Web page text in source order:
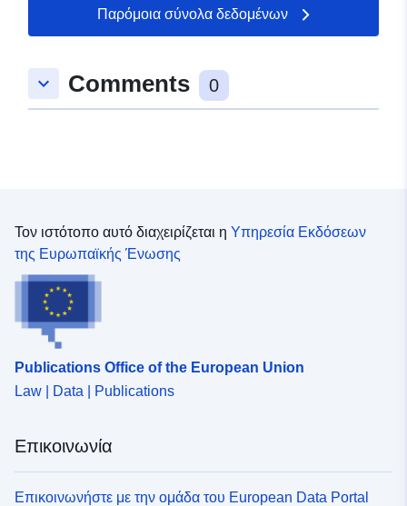
50.4651 ], [ 7.27988,
uriRef:
http://data.europa.eu/88u/dataset/
Παρόμοια σύνολα δεδομένων
keyboard_arrow_down Comments 0
Τον ιστότοπο αυτό διαχειρίζεται η Υπηρεσία Εκδόσεων
της Ευρωπαϊκής Ένωσης
Publications Office of the European Union
Law | Data | Publications
Επικοινωνία
Επικοινωνήστε με την ομάδα του European Data Portal